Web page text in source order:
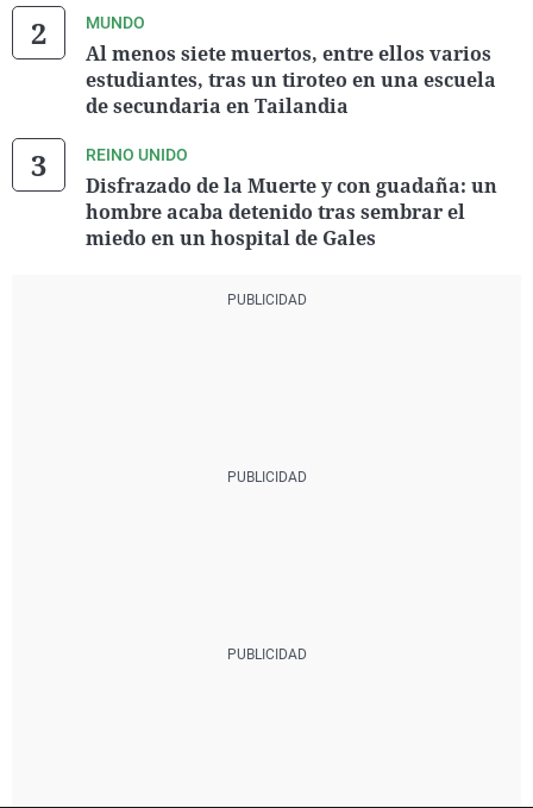
MUNDO
Al menos siete muertos, entre ellos varios
estudiantes, tras un tiroteo en una escuela
de secundaria en Tailandia
REINO UNIDO
Disfrazado de la Muerte y con guadaña: un
hombre acaba detenido tras sembrar el
miedo en un hospital de Gales